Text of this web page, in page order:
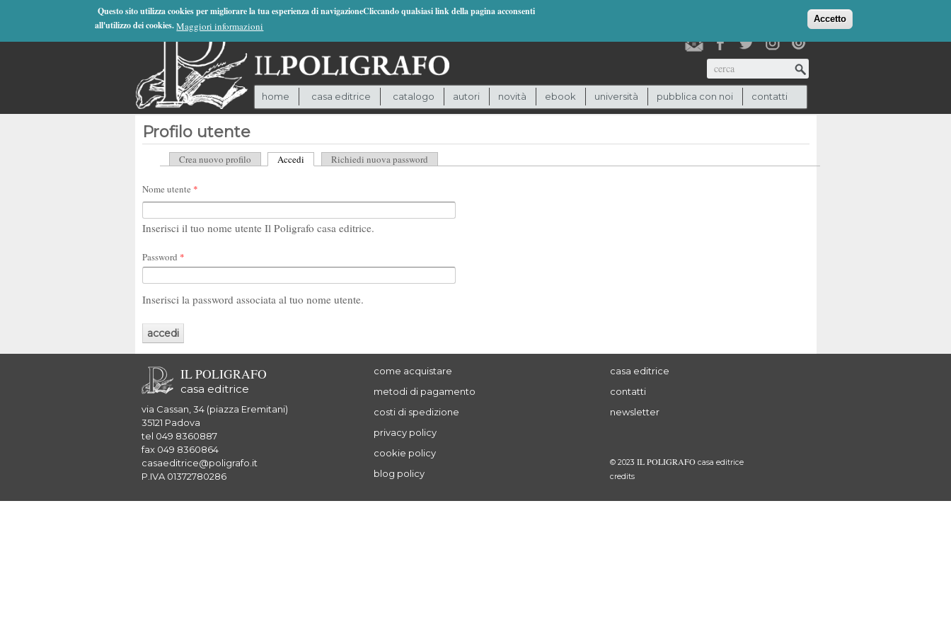
Questo sito utilizza cookies per migliorare la tua esperienza di navigazioneCliccando qualsiasi link della pagina acconsenti
all'utilizzo dei cookies. Maggiori informazioni
Accetto
(0)
Cerca
home casa editrice catalogo autori novità ebook università pubblica con noi contatti
Profilo utente
Schede primarie
Crea nuovo profilo Accedi (scheda attiva)
Richiedi nuova password
Nome utente *
Inserisci il tuo nome utente Il Poligrafo casa editrice.
Password *
Inserisci la password associata al tuo nome utente.
IL POLIGRAFO
casa editrice
via Cassan, 34 (piazza Eremitani)
35121 Padova
tel 049 8360887
fax 049 8360864
casaeditrice@poligrafo.it
P.IVA 01372780286
come acquistare
metodi di pagamento
costi di spedizione
privacy policy
cookie policy
blog policy
casa editrice
contatti
newsletter
© 2023 IL POLIGRAFO casa editrice
credits